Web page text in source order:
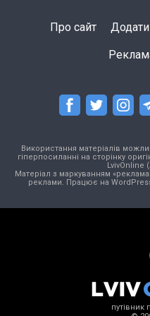
Про сайт
Використання матеріалів
гіперпосиланні на сторінку
LvivOnline
Матеріал з маркуванням
реклами. Працює на
путівник